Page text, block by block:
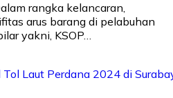
rangka kelancaran,
arus barang di pelabuhan
yakni, KSOP…